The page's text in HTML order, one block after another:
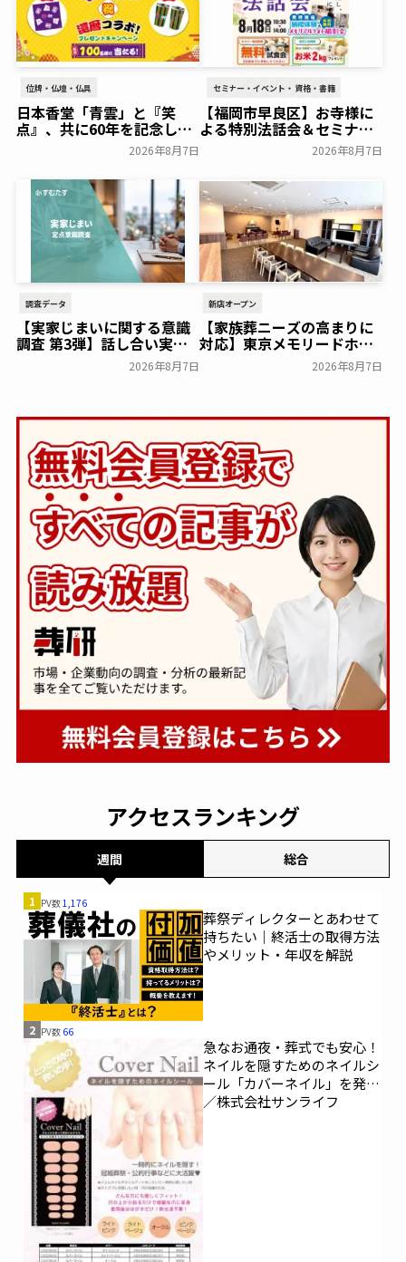
位牌・仏壇・仏具
日本香堂「青雲」と『笑
点』、共に60年を記念した
初コラボ！オリジナルグッ
ズのプレゼントキャンペー
ンを実施～日本香堂～
一般公開
2026年8月7日
セミナー・イベント・資格・書籍
【福岡市早良区】お寺様に
よる特別法話会＆セミナー
特典「無料試食会」を8月
18日(月)にシティホール飯
倉にて開催！～ベルコ～
一般公開
2026年8月7日
調査データ
【実家じまいに関する意識
調査 第3弾】話し合い実施
率は29.5％で前回から低
下。「大相続時代」でも家
2026年8月7日
新店オープン
【家族葬ニーズの高まりに
対応】東京メモリードホー
ルに貸切型家族葬空間『第
８ホール～Living～』オー
2026年8月7日
アクセスランキング
週間 総合
1 PV数1,176
葬祭ディレクターとあわせて
持ちたい｜終活士の取得方法
やメリット・年収を解説
2 PV数 66
急なお通夜・葬式でも安心！
ネイルを隠すためのネイルシ
ール「カバーネイル」を発売
／株式会社サンライフ